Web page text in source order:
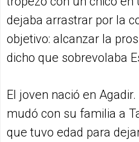
dejaba arrastrar por la
objetivo: alcanzar la
dicho que sobrevolaba
El joven nació en
mudó con su familia a
que tuvo edad para